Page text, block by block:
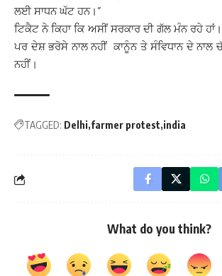
ਲਈ ਸਾਧਨ ਘੱਟ ਹਨ।”
ਟਿਕੈਟ ਨੇ ਕਿਹਾ ਕਿ ਅਸੀਂ ਸਰਕਾਰ ਦੀ ਗੱਲ ਮੰਨ ਰਹੇ
ਪਰ ਦੇਸ਼ ਭਰੋਸੇ ਨਾਲ ਨਹੀਂ ਕਾਨੂੰਨ ਤੇ ਸੰਵਿਧਾਨ ਦੇ ਨਾਲ
ਨਹੀਂ।
TAGGED: Delhi farmer protest india
What do you think?